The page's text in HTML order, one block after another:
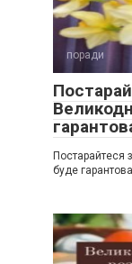
поради
Постарайтеся
буде